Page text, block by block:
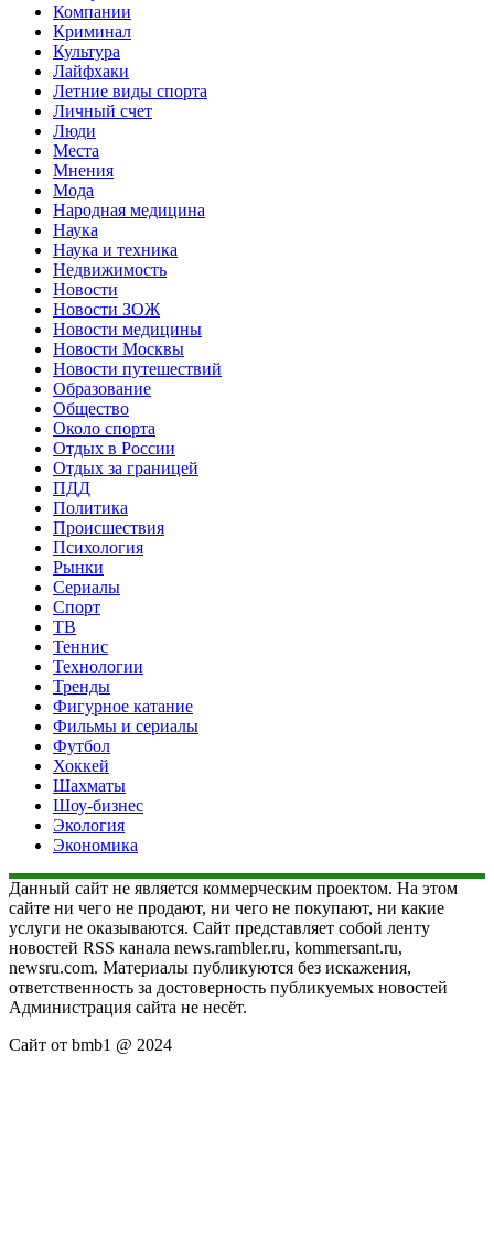
Компании
Криминал
Культура
Лайфхаки
Летние виды спорта
Личный счет
Люди
Места
Мнения
Мода
Народная медицина
Наука
Наука и техника
Недвижимость
Новости
Новости ЗОЖ
Новости медицины
Новости Москвы
Новости путешествий
Образование
Общество
Около спорта
Отдых в России
Отдых за границей
ПДД
Политика
Происшествия
Психология
Рынки
Сериалы
Спорт
ТВ
Теннис
Технологии
Тренды
Фигурное катание
Фильмы и сериалы
Футбол
Хоккей
Шахматы
Шоу-бизнес
Экология
Экономика
Данный сайт не является коммерческим проектом. На этом
сайте ни чего не продают, ни чего не покупают, ни какие
услуги не оказываются. Сайт представляет собой ленту
новостей RSS канала news.rambler.ru, kommersant.ru,
newsru.com. Материалы публикуются без искажения,
ответственность за достоверность публикуемых новостей
Администрация сайта не несёт.
Сайт от bmb1 @ 2024